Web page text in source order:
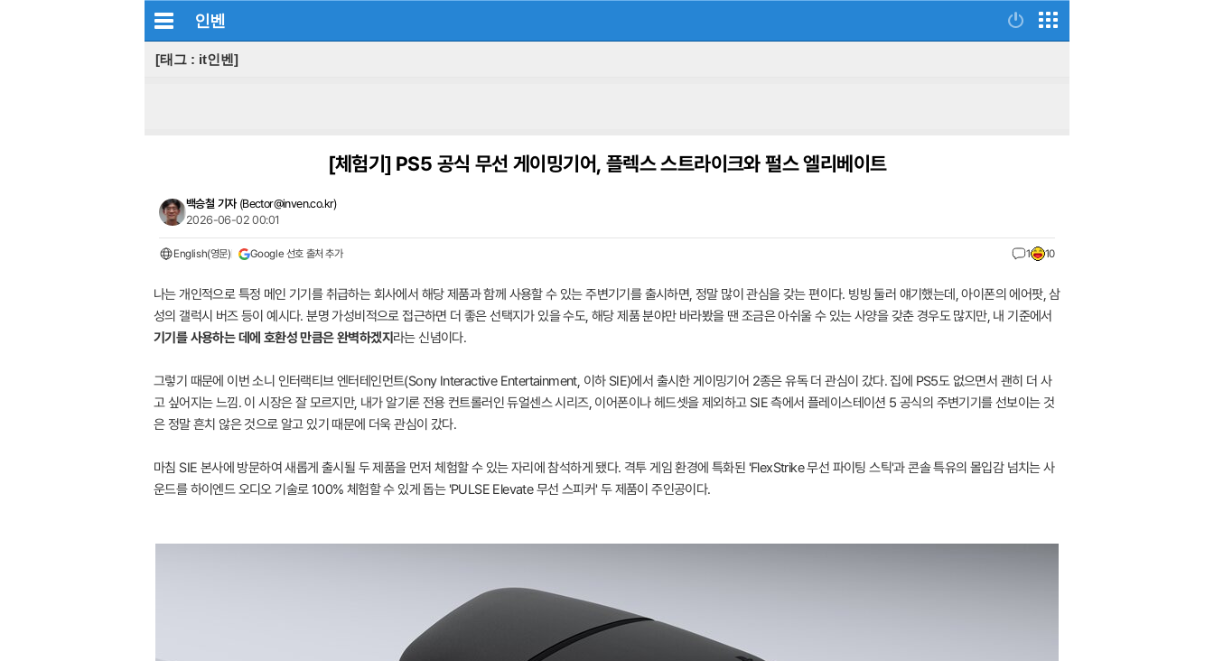
인벤
[태그 : it인벤]
[체험기]PS5 공식 무선 게이밍기어, 플렉스 스트라이크와 펄스 엘리베이트
백승철 기자 (Bector@inven.co.kr)
2026-06-02 00:01
English(영문) Google 선호 출처 추가 1 10
나는 개인적으로 특정 메인 기기를 취급하는 회사에서 해당 제품과 함께 사용할 수 있는 주변기기를 출시하면, 정말 많이 관심을 갖는 편이다. 빙빙 둘러 얘기했는데, 아이폰의 에어팟, 삼
성의 갤럭시 버즈 등이 예시다. 분명 가성비적으로 접근하면 더 좋은 선택지가 있을 수도, 해당 제품 분야만 바라봤을 땐 조금은 아쉬울 수 있는 사양을 갖춘 경우도 많지만, 내 기준에서
기기를 사용하는 데에 호환성 만큼은 완벽하겠지 라는 신념이다.
그렇기 때문에 이번 소니 인터랙티브 엔터테인먼트(Sony Interactive Entertainment, 이하 SIE)에서 출시한 게이밍기어 2종은 유독 더 관심이 갔다. 집에 PS5도 없으면서 괜히 더 사
고 싶어지는 느낌. 이 시장은 잘 모르지만, 내가 알기론 전용 컨트롤러인 듀얼센스 시리즈, 이어폰이나 헤드셋을 제외하고 SIE 측에서 플레이스테이션 5 공식의 주변기기를 선보이는 것
은 정말 흔치 않은 것으로 알고 있기 때문에 더욱 관심이 갔다.
마침 SIE 본사에 방문하여 새롭게 출시될 두 제품을 먼저 체험할 수 있는 자리에 참석하게 됐다. 격투 게임 환경에 특화된 'FlexStrike 무선 파이팅 스틱'과 콘솔 특유의 몰입감 넘치는 사
운드를 하이엔드 오디오 기술로 100% 체험할 수 있게 돕는 'PULSE Elevate 무선 스피커' 두 제품이 주인공이다.